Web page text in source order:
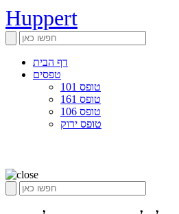
Huppert
דף הבית
טפסים
טופס 101
טופס 161
טופס 106
טופס ירוק